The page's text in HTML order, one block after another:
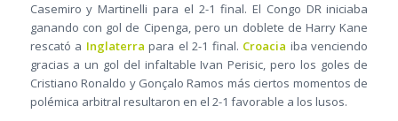
Casemiro y Martinelli para el 2-1 final. El Congo DR iniciaba
ganando con gol de Cipenga, pero un doblete de Harry Kane
rescató a Inglaterra para el 2-1 final. Croacia iba venciendo
gracias a un gol del infaltable Ivan Perisic, pero los goles de
Cristiano Ronaldo y Gonçalo Ramos más ciertos momentos de
polémica arbitral resultaron en el 2-1 favorable a los lusos.